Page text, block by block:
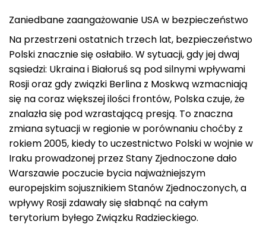
Zaniedbane zaangażowanie USA w bezpieczeństwo
Na przestrzeni ostatnich trzech lat, bezpieczeństwo
Polski znacznie się osłabiło. W sytuacji, gdy jej dwaj
sąsiedzi: Ukraina i Białoruś są pod silnymi wpływami
Rosji oraz gdy związki Berlina z Moskwą wzmacniają
się na coraz większej ilości frontów, Polska czuje, że
znalazła się pod wzrastającą presją. To znaczna
zmiana sytuacji w regionie w porównaniu choćby z
rokiem 2005, kiedy to uczestnictwo Polski w wojnie w
Iraku prowadzonej przez Stany Zjednoczone dało
Warszawie poczucie bycia najważniejszym
europejskim sojusznikiem Stanów Zjednoczonych, a
wpływy Rosji zdawały się słabnąć na całym
terytorium byłego Związku Radzieckiego.